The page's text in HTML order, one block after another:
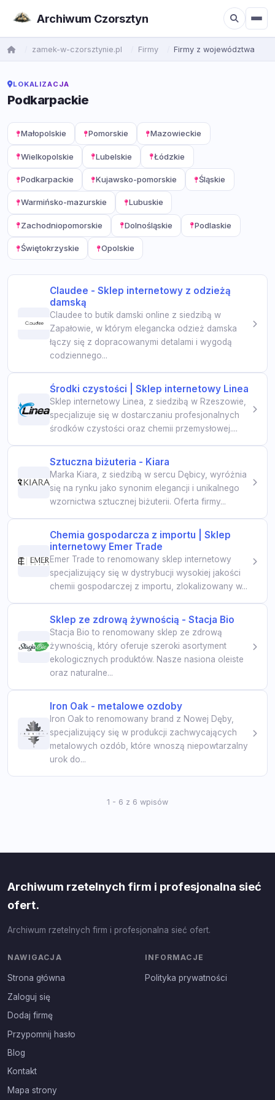
Archiwum Czorsztyn
zamek-w-czorsztynie.pl Firmy Firmy z województwa
LOKALIZACJA
Podkarpackie
Małopolskie Pomorskie Mazowieckie
Wielkopolskie Lubelskie Łódzkie
Podkarpackie Kujawsko-pomorskie Śląskie
Warmińsko-mazurskie Lubuskie
Zachodniopomorskie Dolnośląskie Podlaskie
Świętokrzyskie Opolskie
Claudee - Sklep internetowy z odzieżą
damską
Claudee to butik damski online z siedzibą w
Zapałowie, w którym elegancka odzież damska
łączy się z dopracowanymi detalami i wygodą
codziennego...
Środki czystości | Sklep internetowy Linea
Sklep internetowy Linea, z siedzibą w Rzeszowie,
specjalizuje się w dostarczaniu profesjonalnych
środków czystości oraz chemii przemysłowej....
Sztuczna biżuteria - Kiara
Marka Kiara, z siedzibą w sercu Dębicy, wyróżnia
się na rynku jako synonim elegancji i unikalnego
wzornictwa sztucznej biżuterii. Oferta firmy...
Chemia gospodarcza z importu | Sklep
internetowy Emer Trade
Emer Trade to renomowany sklep internetowy
specjalizujący się w dystrybucji wysokiej jakości
chemii gospodarczej z importu, zlokalizowany w...
Sklep ze zdrową żywnością - Stacja Bio
Stacja Bio to renomowany sklep ze zdrową
żywnością, który oferuje szeroki asortyment
ekologicznych produktów. Nasze nasiona oleiste
oraz naturalne...
Iron Oak - metalowe ozdoby
Iron Oak to renomowany brand z Nowej Dęby,
specjalizujący się w produkcji zachwycających
metalowych ozdób, które wnoszą niepowtarzalny
urok do...
1 - 6 z 6 wpisów
Archiwum rzetelnych firm i profesjonalna sieć
ofert.
Archiwum rzetelnych firm i profesjonalna sieć ofert.
NAWIGACJA
Strona główna
Zaloguj się
Dodaj firmę
Przypomnij hasło
Blog
Kontakt
Mapa strony
INFORMACJE
Polityka prywatności